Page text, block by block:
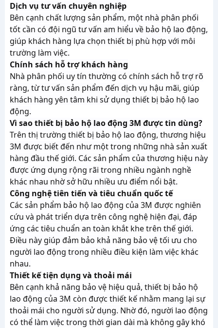
Dịch vụ tư vấn chuyên nghiệp
Bên cạnh chất lượng sản phẩm, một nhà phân phối
tốt cần có đội ngũ tư vấn am hiểu về bảo hộ lao động,
giúp khách hàng lựa chọn thiết bị phù hợp với môi
trường làm việc.
Chính sách hỗ trợ khách hàng
Nhà phân phối uy tín thường có chính sách hỗ trợ rõ
ràng, từ tư vấn sản phẩm đến dịch vụ hậu mãi, giúp
khách hàng yên tâm khi sử dụng thiết bị bảo hộ lao
động.
Vì sao thiết bị bảo hộ lao động 3M được tin dùng?
Trên thị trường thiết bị bảo hộ lao động, thương hiệu
3M được biết đến như một trong những nhà sản xuất
hàng đầu thế giới. Các sản phẩm của thương hiệu này
được ứng dụng rộng rãi trong nhiều ngành nghề
khác nhau nhờ sở hữu nhiều ưu điểm nổi bật.
Công nghệ tiên tiến và tiêu chuẩn quốc tế
Các sản phẩm bảo hộ lao động của 3M được nghiên
cứu và phát triển dựa trên công nghệ hiện đại, đáp
ứng các tiêu chuẩn an toàn khắt khe trên thế giới.
Điều này giúp đảm bảo khả năng bảo vệ tối ưu cho
người lao động trong nhiều điều kiện làm việc khác
nhau.
Thiết kế tiện dụng và thoải mái
Bên cạnh khả năng bảo vệ hiệu quả, thiết bị bảo hộ
lao động của 3M còn được thiết kế nhằm mang lại sự
thoải mái cho người sử dụng. Nhờ đó, người lao động
có thể làm việc trong thời gian dài mà không gây khó